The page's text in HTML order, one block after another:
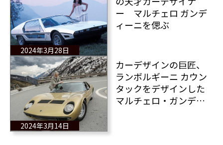
2024年3月28日
ー マルチェロ ガンデ
ィーニを偲ぶ
2024年3月14日
カーデザインの巨匠、
ランボルギーニ カウン
タックをデザインした
マルチェロ・ガンディ